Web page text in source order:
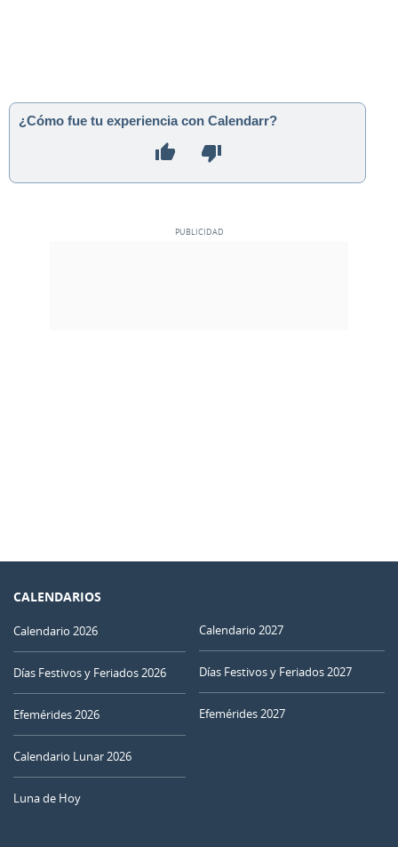
¿Cómo fue tu experiencia con Calendarr?
CALENDARIOS
Calendario 2026
Días Festivos y Feriados 2026
Efemérides 2026
Calendario Lunar 2026
Luna de Hoy
Calendario 2027
Días Festivos y Feriados 2027
Efemérides 2027